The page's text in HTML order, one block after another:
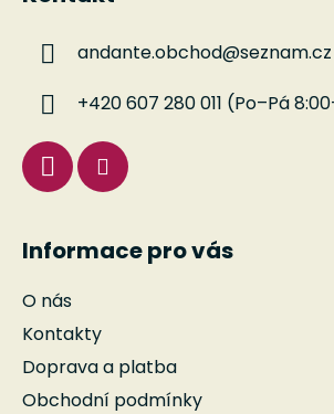
andante.obchod@seznam.cz
+420 607 280 011 (Po–Pá
Informace pro vás
O nás
Kontakty
Doprava a platba
Obchodní podmínky